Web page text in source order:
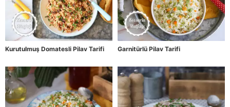
Kurutulmuş Domatesli Pilav Tarifi Garnitürlü Pilav Tarifi